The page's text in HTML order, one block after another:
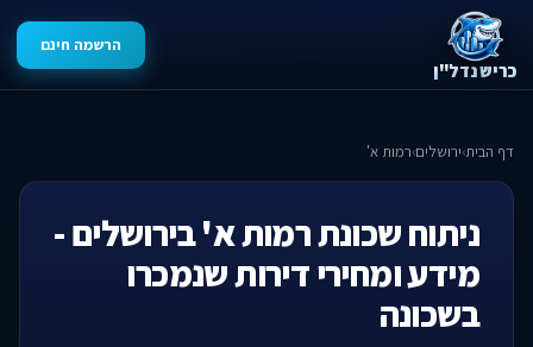
כריש נדל"ן
הרשמה חינם
דף הבית›ירושלים›רמות א'
ניתוח שכונת רמות א' בירושלים -
מידע ומחירי דירות שנמכרו
בשכונה